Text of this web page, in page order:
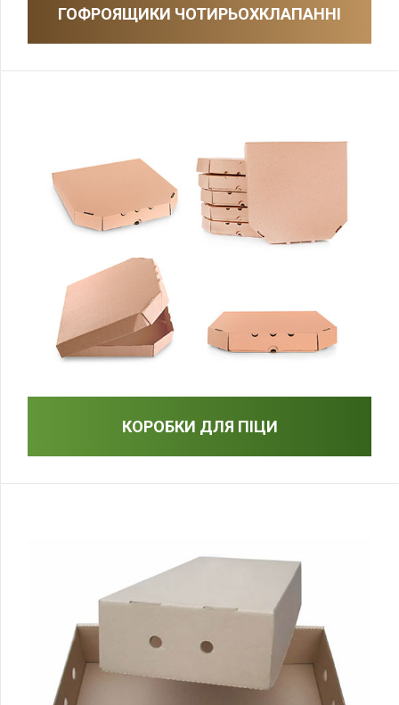
ГОФРОЯЩИКИ ЧОТИРЬОХКЛАПАННІ
КОРОБКИ ДЛЯ ПІЦИ